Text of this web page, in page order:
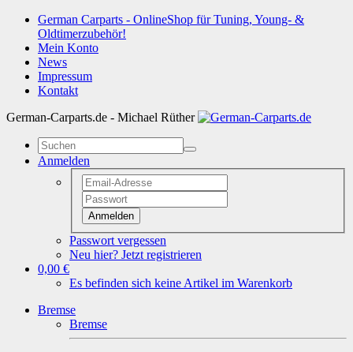
German Carparts - OnlineShop für Tuning, Young- &
Oldtimerzubehör!
Mein Konto
News
Impressum
Kontakt
German-Carparts.de - Michael Rüther
Anmelden
Anmelden
Passwort vergessen
Neu hier? Jetzt registrieren
0,00 €
Es befinden sich keine Artikel im Warenkorb
Bremse
Bremse